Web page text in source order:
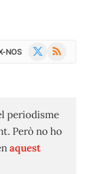
NOS RSS
periodisme
Però no ho
aquest